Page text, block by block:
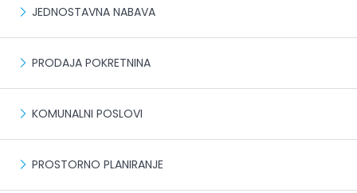
JEDNOSTAVNA NABAVA
PRODAJA POKRETNINA
KOMUNALNI POSLOVI
PROSTORNO PLANIRANJE